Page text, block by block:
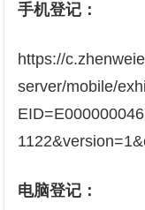
手机登记：
https://
server/mobile/
电脑登记：